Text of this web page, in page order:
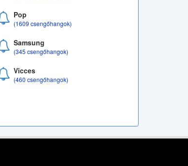
Pop
(1609 csengőhangok)
Samsung
(345 csengőhangok)
Vicces
(460 csengőhangok)